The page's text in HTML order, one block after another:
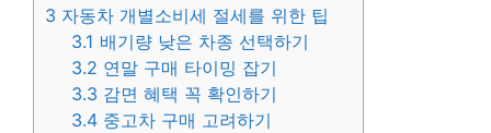
3 자동차 개별소비세 절세를 위한 팁
3.1 배기량 낮은 차종 선택하기
3.2 연말 구매 타이밍 잡기
3.3 감면 혜택 꼭 확인하기
3.4 중고차 구매 고려하기